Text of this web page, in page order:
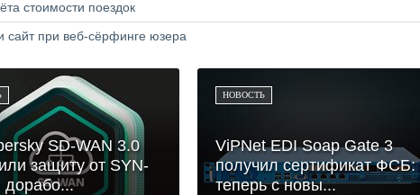
стоимости поездок
сайт при веб-сёрфинге юзера
SD-WAN 3.0
защиту от SYN-
дорабо...
НОВОСТЬ
ViPNet EDI Soap Gate 3
получил сертификат ФСБ:
теперь с новы...